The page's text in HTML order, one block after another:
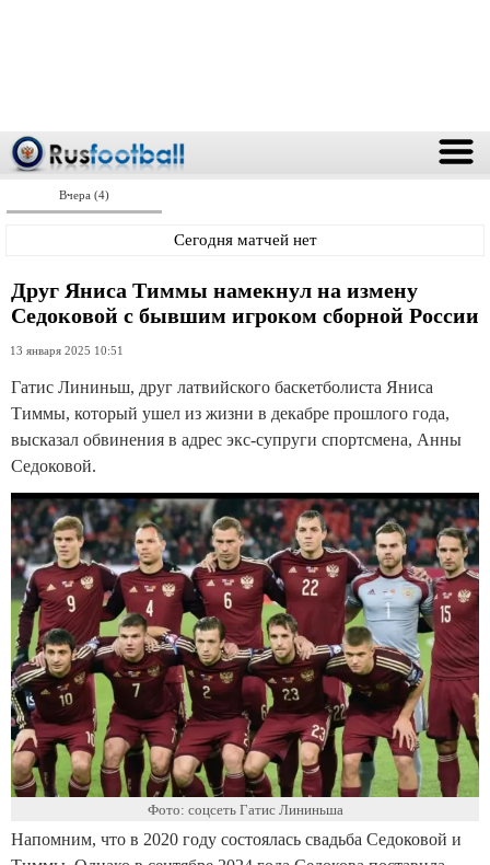
Вчера (4)
Сегодня матчей нет
Друг Яниса Тиммы намекнул на измену
Седоковой с бывшим игроком сборной России
13 января 2025 10:51
Гатис Лининьш, друг латвийского баскетболиста Яниса
Тиммы, который ушел из жизни в декабре прошлого года,
высказал обвинения в адрес экс-супруги спортсмена, Анны
Седоковой.
Фото: соцсеть Гатис Лининьша
Напомним, что в 2020 году состоялась свадьба Седоковой и